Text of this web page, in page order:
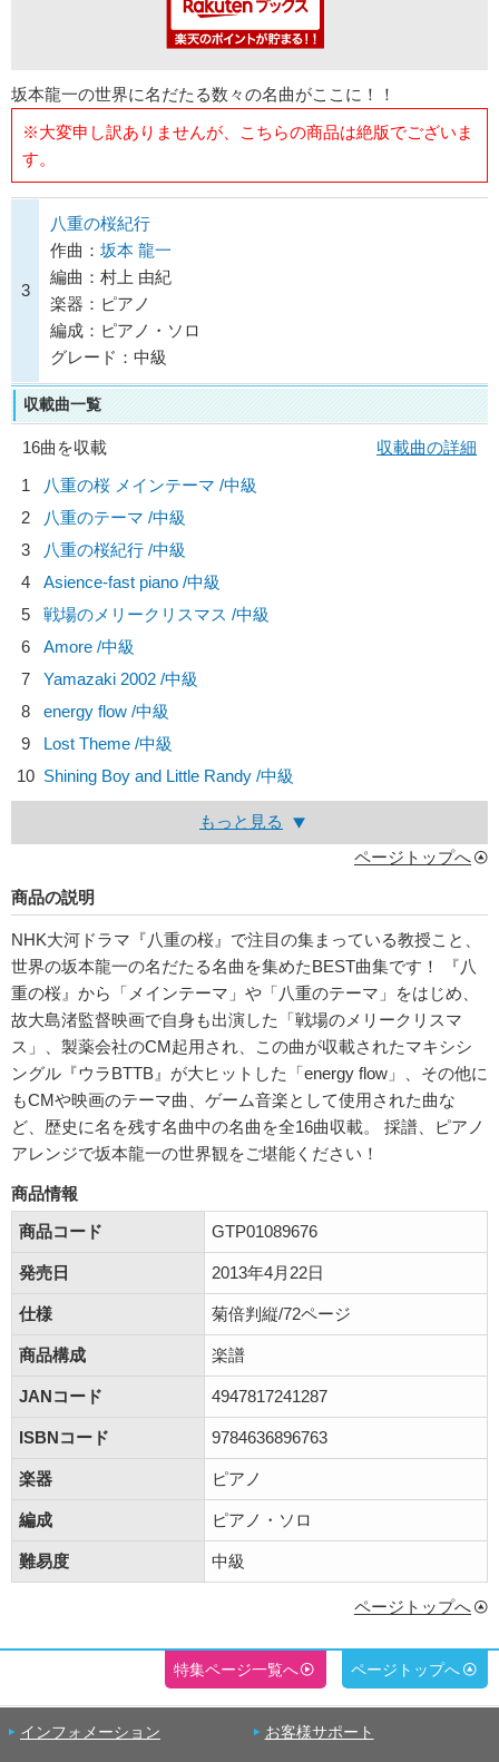
坂本龍一の世界に名だたる数々の名曲がここに！！
※大変申し訳ありませんが、こちらの商品は絶版でございま
す。
3
八重の桜紀行
作曲： 坂本 龍一
編曲：村上 由紀
楽器：ピアノ
編成：ピアノ・ソロ
グレード：中級
収載曲一覧
16曲を収載
収載曲の詳細
1
八重の桜 メインテーマ /中級
2
八重のテーマ /中級
3
八重の桜紀行 /中級
4
Asience-fast piano /中級
5
戦場のメリークリスマス /中級
6
Amore /中級
7
Yamazaki 2002 /中級
8
energy flow /中級
9
Lost Theme /中級
10 Shining Boy and Little Randy /中級
もっと見る
ページトップへ
商品の説明
NHK大河ドラマ『八重の桜』で注目の集まっている教授こと、
世界の坂本龍一の名だたる名曲を集めたBEST曲集です！ 『八
重の桜』から「メインテーマ」や「八重のテーマ」をはじめ、
故大島渚監督映画で自身も出演した「戦場のメリークリスマ
ス」、製薬会社のCM起用され、この曲が収載されたマキシシ
ングル『ウラBTTB』が大ヒットした「energy flow」、その他に
もCMや映画のテーマ曲、ゲーム音楽として使用された曲な
ど、歴史に名を残す名曲中の名曲を全16曲収載。 採譜、ピアノ
アレンジで坂本龍一の世界観をご堪能ください！
商品情報
商品コード
GTP01089676
発売日 2013年4月22日
仕様 菊倍判縦/72ページ
商品構成 楽譜
JANコード 4947817241287
ISBNコード 9784636896763
楽器 ピアノ
編成 ピアノ・ソロ
難易度 中級
ページトップへ
特集ページ一覧へ ページトップへ
インフォメーション お客様サポート